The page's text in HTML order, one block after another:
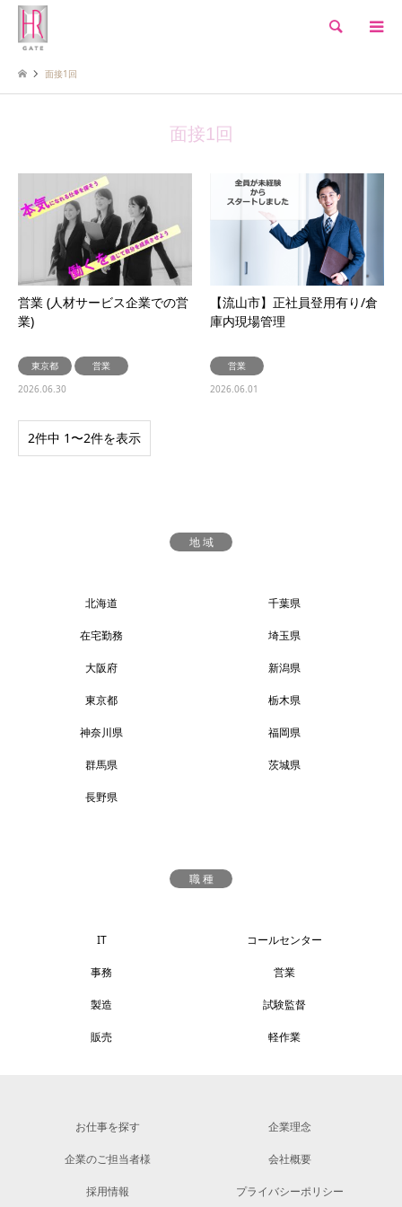
検索
面接1回
面接1回
営業 (人材サービス企業での営
業)
東京都
営業
2026.06.30
【流山市】正社員登用有り/倉
庫内現場管理
営業
2026.06.01
2件中 1〜2件を表示
地 域
北海道 千葉県
在宅勤務 埼玉県
大阪府 新潟県
東京都 栃木県
神奈川県 福岡県
群馬県 茨城県
長野県
職 種
IT コールセンター
事務 営業
製造 試験監督
販売 軽作業
お仕事を探す
企業のご担当者様
採用情報
企業理念
会社概要
プライバシーポリシー